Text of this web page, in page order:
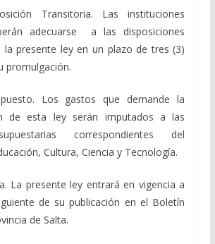
Transitoria. Las instituciones
adecuarse a las disposiciones
la presente ley en un plazo de tres (3)
promulgación.
Los gastos que demande la
de esta ley serán imputados a las
correspondientes del
Cultura, Ciencia y Tecnología.
La presente ley entrará en vigencia a
de su publicación en el Boletín
de Salta.